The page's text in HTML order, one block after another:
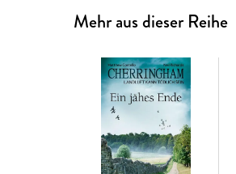
Mehr aus dieser Reihe